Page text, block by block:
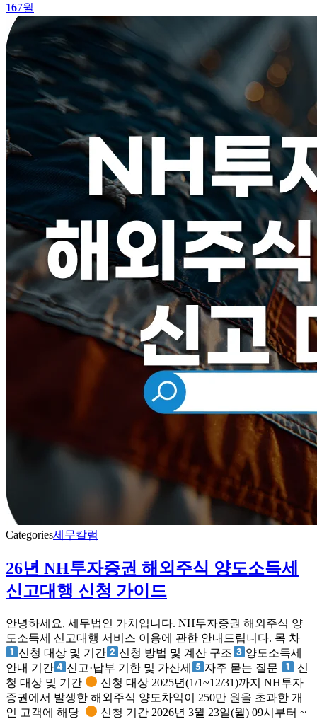
167월
Categories세무칼럼
26년 NH투자증권 해외주식 양도소득세
신고대행 신청 가이드
안녕하세요, 세무법인 가치입니다. NH투자증권 해외주식 양
도소득세 신고대행 서비스 이용에 관한 안내드립니다. 목 차
신청 대상 및 기간
신청 방법 및 계산 구조
양도소득세
안내 기간
신고·납부 기한 및 가산세 자주 묻는 질문
신
청 대상 및 기간
신청 대상 2025년(1/1~12/31)까지 NH투자
증권에서 발생한 해외주식 양도차익이 250만 원을 초과한 개
인 고객에 해당 ​
신청 기간 2026년 3월 23일(월) 09시부터 ~